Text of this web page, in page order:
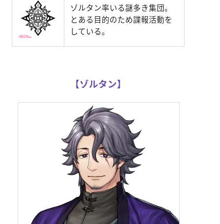
ゾルタン率いる謎多き集団。
とある目的のため諜報活動を
している。
【ゾルタン】